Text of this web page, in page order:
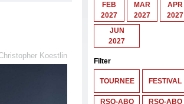
Koestlin
FEB
2027
MAR
2027
APR
2027
JUN
2027
Filter
TOURNEE FESTIVAL
RSO-ABO
RSO-ABO